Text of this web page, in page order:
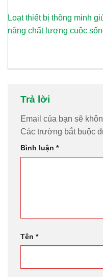
Loạt thiết bị thông minh
nâng chất lượng cuộc
Trả lời
Email của bạn sẽ
Các trường bắt buộc
Bình luận *
Tên *